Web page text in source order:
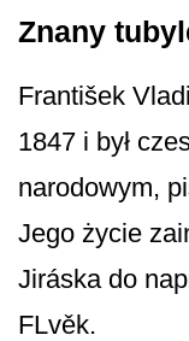
Znany
František
1847 i był
narodowym,
Jego życie
Jiráska do
FLvěk.